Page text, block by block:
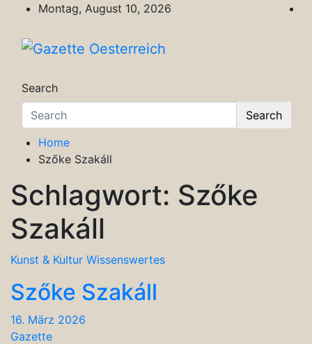
content
Montag, August 10, 2026
Search
Search
Home
Szőke Szakáll
Schlagwort: Szőke
Szakáll
Kunst & Kultur Wissenswertes
Szőke Szakáll
16. März 2026
Gazette